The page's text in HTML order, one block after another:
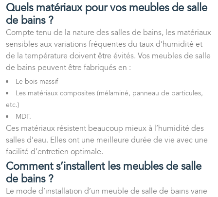
Quels matériaux pour vos meubles de salle
de bains ?
Compte tenu de la nature des salles de bains, les matériaux
sensibles aux variations fréquentes du taux d’humidité et
de la température doivent être évités. Vos meubles de salle
de bains peuvent être fabriqués en :
Le bois massif
Les matériaux composites (mélaminé, panneau de particules,
etc.)
MDF.
Ces matériaux résistent beaucoup mieux à l’humidité des
salles d’eau. Elles ont une meilleure durée de vie avec une
facilité d’entretien optimale.
Comment s’installent les meubles de salle
de bains ?
Le mode d’installation d’un meuble de salle de bains varie